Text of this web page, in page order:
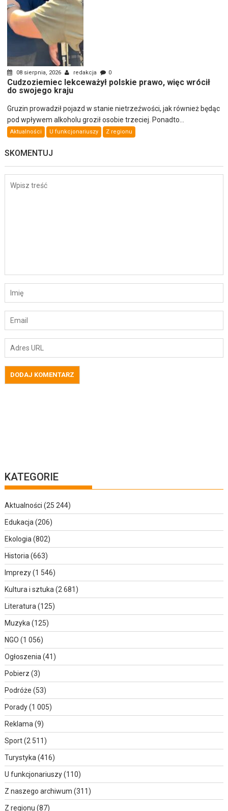
08 sierpnia, 2026 redakcja 0
Cudzoziemiec lekceważył polskie prawo, więc wrócił
do swojego kraju
Gruzin prowadził pojazd w stanie nietrzeźwości, jak również będąc
pod wpływem alkoholu groził osobie trzeciej. Ponadto...
Aktualności U funkcjonariuszy Z regionu
SKOMENTUJ
KATEGORIE
Aktualności (25 244)
Edukacja (206)
Ekologia (802)
Historia (663)
Imprezy(1 546)
Kultura i sztuka (2 681)
Literatura (125)
Muzyka (125)
NGO (1 056)
Ogłoszenia (41)
Pobierz (3)
Podróże (53)
Porady(1 005)
Reklama (9)
Sport(2 511)
Turystyka (416)
U funkcjonariuszy(110)
Z naszego archiwum (311)
Z regionu (87)